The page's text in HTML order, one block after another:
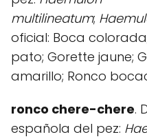
multilineatum;
oficial: Boca
pato; Gorette jaune;
amarillo; Ronco
ronco chere-chere.
española del pez: